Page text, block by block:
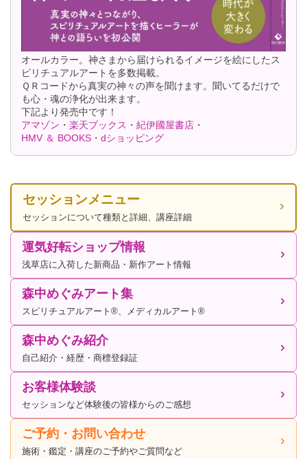
オールカラー。神さまから届けられるイメージを絵にしたス
ピリチュアルアートを多数掲載。
ＱＲコードから真実の神々の声を聞けます。聞いてるだけで
も心・魂の浄化が出来ます。
下記より発売中です！
アマゾン ・ 楽天ブックス ・ 紀伊國屋書店 ・
HMV ＆ BOOKS ・ dショッピング
セッションメニュー
セッションについて種類と詳細、講座詳細
運気好転ショップ情報
浅草店に入荷した新商品・新作アート情報
森中めぐみアート集
スピリチュアルアート®、メディカルアート®
森中めぐみ紹介
自己紹介・経歴・商標登録証
お客様体験談
セッションなど体験後の皆様からのご感想
ご予約・お問い合わせ
施術・鑑定・講座のご予約やご質問など